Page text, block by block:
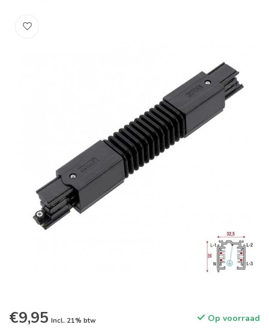
€9,95 Incl. 21% btw Op voorraad